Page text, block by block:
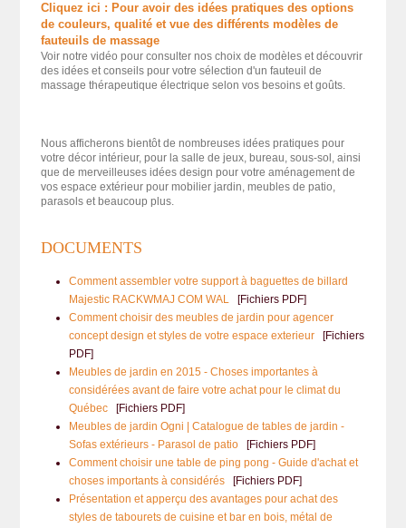
Cliquez ici : Pour avoir des idées pratiques des options
de couleurs, qualité et vue des différents modèles de
fauteuils de massage
Voir notre vidéo pour consulter nos choix de modèles et découvrir
des idées et conseils pour votre sélection d'un fauteuil de
massage thérapeutique électrique selon vos besoins et goûts.
Nous afficherons bientôt de nombreuses idées pratiques pour
votre décor intérieur, pour la salle de jeux, bureau, sous-sol, ainsi
que de merveilleuses idées design pour votre aménagement de
vos espace extérieur pour mobilier jardin, meubles de patio,
parasols et beaucoup plus.
DOCUMENTS
Comment assembler votre support à baguettes de billard
Majestic RACKWMAJ COM WAL[Fichiers PDF]
Comment choisir des meubles de jardin pour agencer
concept design et styles de votre espace exterieur[Fichiers
PDF]
Meubles de jardin en 2015 - Choses importantes à
considérées avant de faire votre achat pour le climat du
Québec[Fichiers PDF]
Meubles de jardin Ogni | Catalogue de tables de jardin -
Sofas extérieurs - Parasol de patio[Fichiers PDF]
Comment choisir une table de ping pong - Guide d'achat et
choses importants à considérés[Fichiers PDF]
Présentation et apperçu des avantages pour achat des
styles de tabourets de cuisine et bar en bois, métal de